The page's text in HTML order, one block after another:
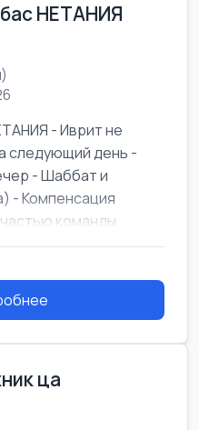
НЕТАНИЯ
- Иврит не
следующий день -
- Шаббат и
- Компенсация
команды ...
ца